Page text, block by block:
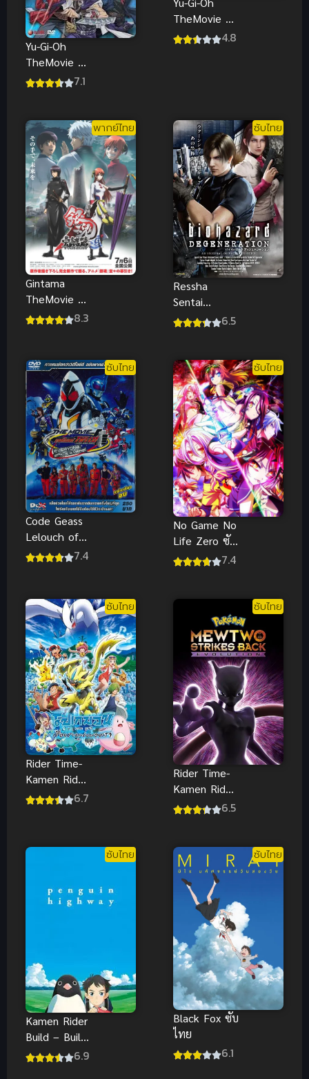
Yu-Gi-Oh
TheMovie ยูกิ
เกมกลคน
มรณะข้าม
เวลาพลิก
อนาคต พากย์
ไทย
7.1
TheMovie ยูกิ
เกมกลคน 4.8
พากย์ไทย
Gintama
TheMovie กิน
ทามะ เดอะ
พากย์ไทย
8.3
ซับไทย
Ressha
Sentai
ToQGer vs6.5
ซับไทย
Code Geass
Lelouch of
the
คืนชีพของ
ลูลูช ซับไทย
7.4
ซับไทย
No Game No
Life Zero ซับ
ไทย
7.4
ซับไทย
Rider Time-
Kamen Rider
Ryuki ซับไทย
6.7
ซับไทย
Rider Time-
Kamen Rider
Shinobi ซับ6.5
ซับไทย
Kamen Rider
Build – Build
New World6.9
ซับไทย
Black Fox ซับ
ไทย
6.1